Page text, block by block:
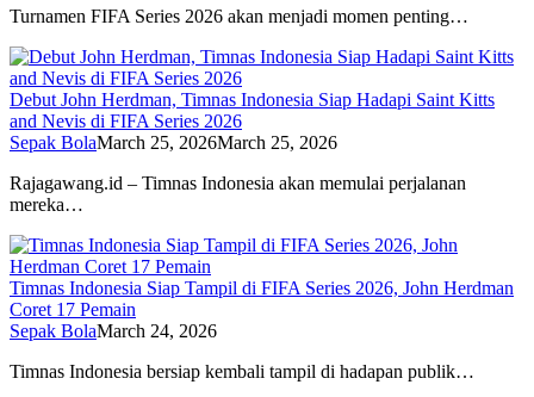
Turnamen FIFA Series 2026 akan menjadi momen penting…
Debut John Herdman, Timnas Indonesia Siap Hadapi Saint Kitts
and Nevis di FIFA Series 2026
Sepak BolaMarch 25, 2026March 25, 2026
Rajagawang.id – Timnas Indonesia akan memulai perjalanan
mereka…
Timnas Indonesia Siap Tampil di FIFA Series 2026, John Herdman
Coret 17 Pemain
Sepak BolaMarch 24, 2026
Timnas Indonesia bersiap kembali tampil di hadapan publik…